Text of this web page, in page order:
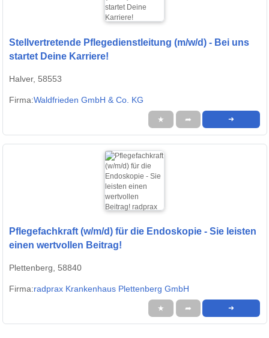
Stellvertretende Pflegedienstleitung (m/w/d) - Bei uns
startet Deine Karriere!
Halver, 58553
Firma:Waldfrieden GmbH & Co. KG
★ ➦ ➜
Pflegefachkraft (w/m/d) für die Endoskopie - Sie leisten
einen wertvollen Beitrag!
Plettenberg, 58840
Firma:radprax Krankenhaus Plettenberg GmbH
★ ➦ ➜